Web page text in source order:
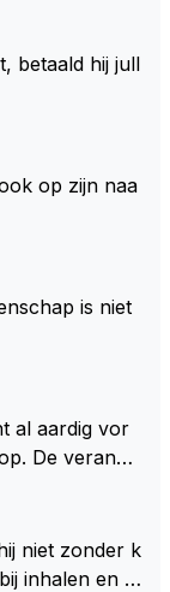
liter en dan di
liter inzitten.
betaald hij jull
op zijn naa
is niet
al aardig vor
De verande
effect hebb
jaar zijn, hoo
niet, hij hee
niet zonder k